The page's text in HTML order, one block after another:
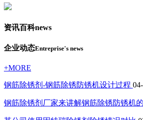
资讯百科news
企业动态Entreprise's news
+MORE
钢筋除锈剂-钢筋除锈防锈机设计过程
钢筋除锈剂厂家来讲解钢筋除锈防锈机